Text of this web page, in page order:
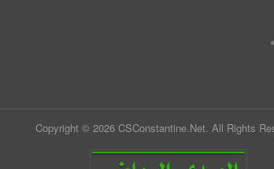
Copyright © 2026 CSConstantine.Net. All Rights